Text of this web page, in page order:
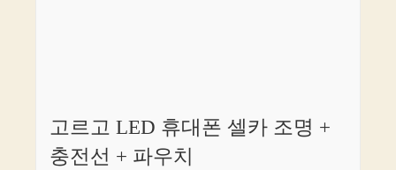
고르고 LED 휴대폰 셀카 조명 +
충전선 + 파우치